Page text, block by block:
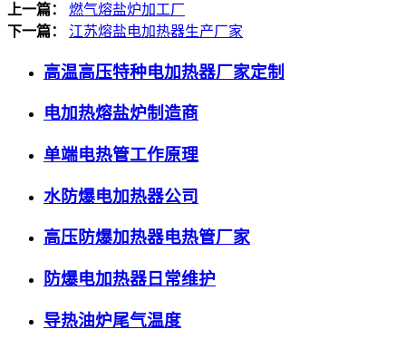
上一篇：
燃气熔盐炉加工厂
下一篇：
江苏熔盐电加热器生产厂家
高温高压特种电加热器厂家定制
电加热熔盐炉制造商
单端电热管工作原理
水防爆电加热器公司
高压防爆加热器电热管厂家
防爆电加热器日常维护
导热油炉尾气温度